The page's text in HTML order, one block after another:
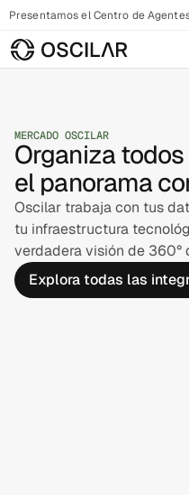
Presentamos el Centro de
MERCADO OSCILAR
Organiza
el panorama
Oscilar trabaja con tus
tu infraestructura
verdadera visión de 360°
Explora todas las